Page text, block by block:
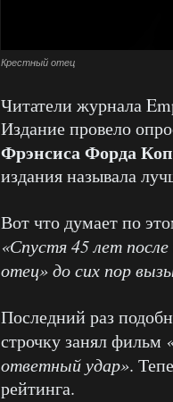
Крестный отец
Читатели журнала
Издание провело
Фрэнсиса Форда
издания называла
Вот что думает по
«Спустя 45 лет
отец» до сих пор
Последний раз
строчку занял фильм
ответный удар».
рейтинга.